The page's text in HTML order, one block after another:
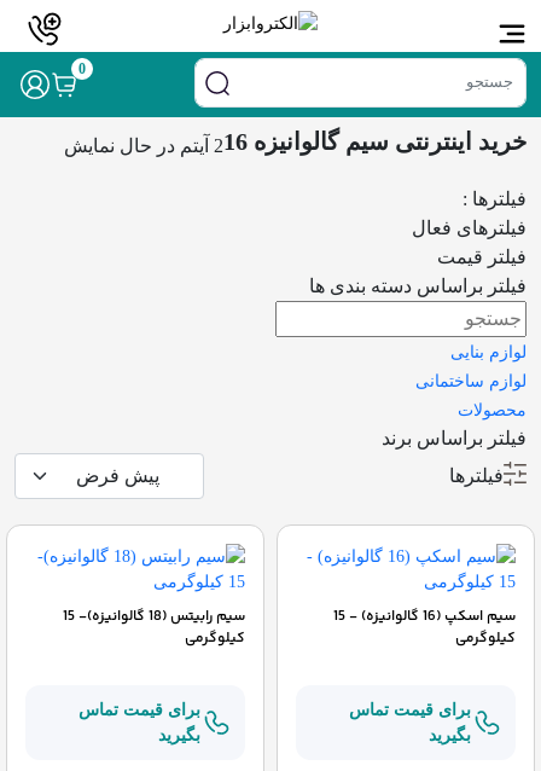
0 خانه/ محصولات برچسب خورده “خرید اینترنتی سیم گالوانیزه 16”
خرید اینترنتی سیم گالوانیزه 16 2 آیتم در حال نمایش
فیلترها :
فیلترهای فعال
فیلتر قیمت
فیلتر براساس دسته بندی ها
لوازم بنایی
لوازم ساختمانی
محصولات
فیلتر براساس برند
فیلترها
سیم اسکپ (16 گالوانیزه) - 15
کیلوگرمی
برای قیمت تماس
بگیرید
سیم رابیتس (18 گالوانیزه)- 15
کیلوگرمی
برای قیمت تماس
بگیرید